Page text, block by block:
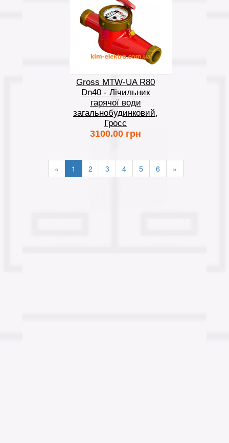
Gross MTW-UA R80
Dn40 - Лічильник
гарячої води
загальнобудинковий,
Гросс
3100.00 грн
« 1 2 3 4 5 6 »